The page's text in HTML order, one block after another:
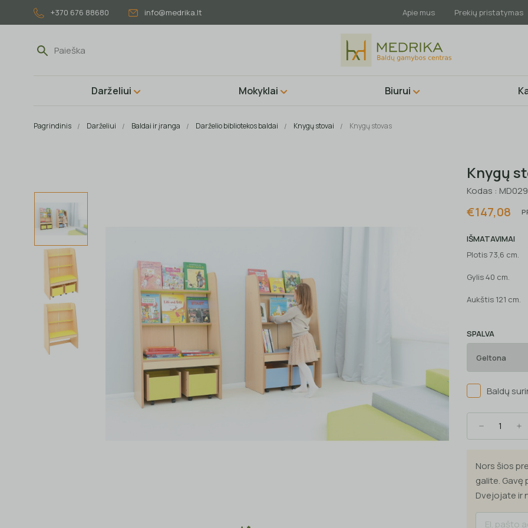
+370 676 88680 info@medrika.lt Apie mus Prekių pristatymas
Darželiui Mokyklai Biurui
Pagrindinis Darželiui Baldai ir įranga Darželio bibliotekos baldai Knygų stovai Knygų stovas
Knygų
Kodas :
€147,08
IŠMATAVIMAI
Plotis 73,6 cm.
Gylis 40 cm.
Aukštis 121 cm.
SPALVA
Baldų
Nors šios
galite. Gavę
Dvejojate ir